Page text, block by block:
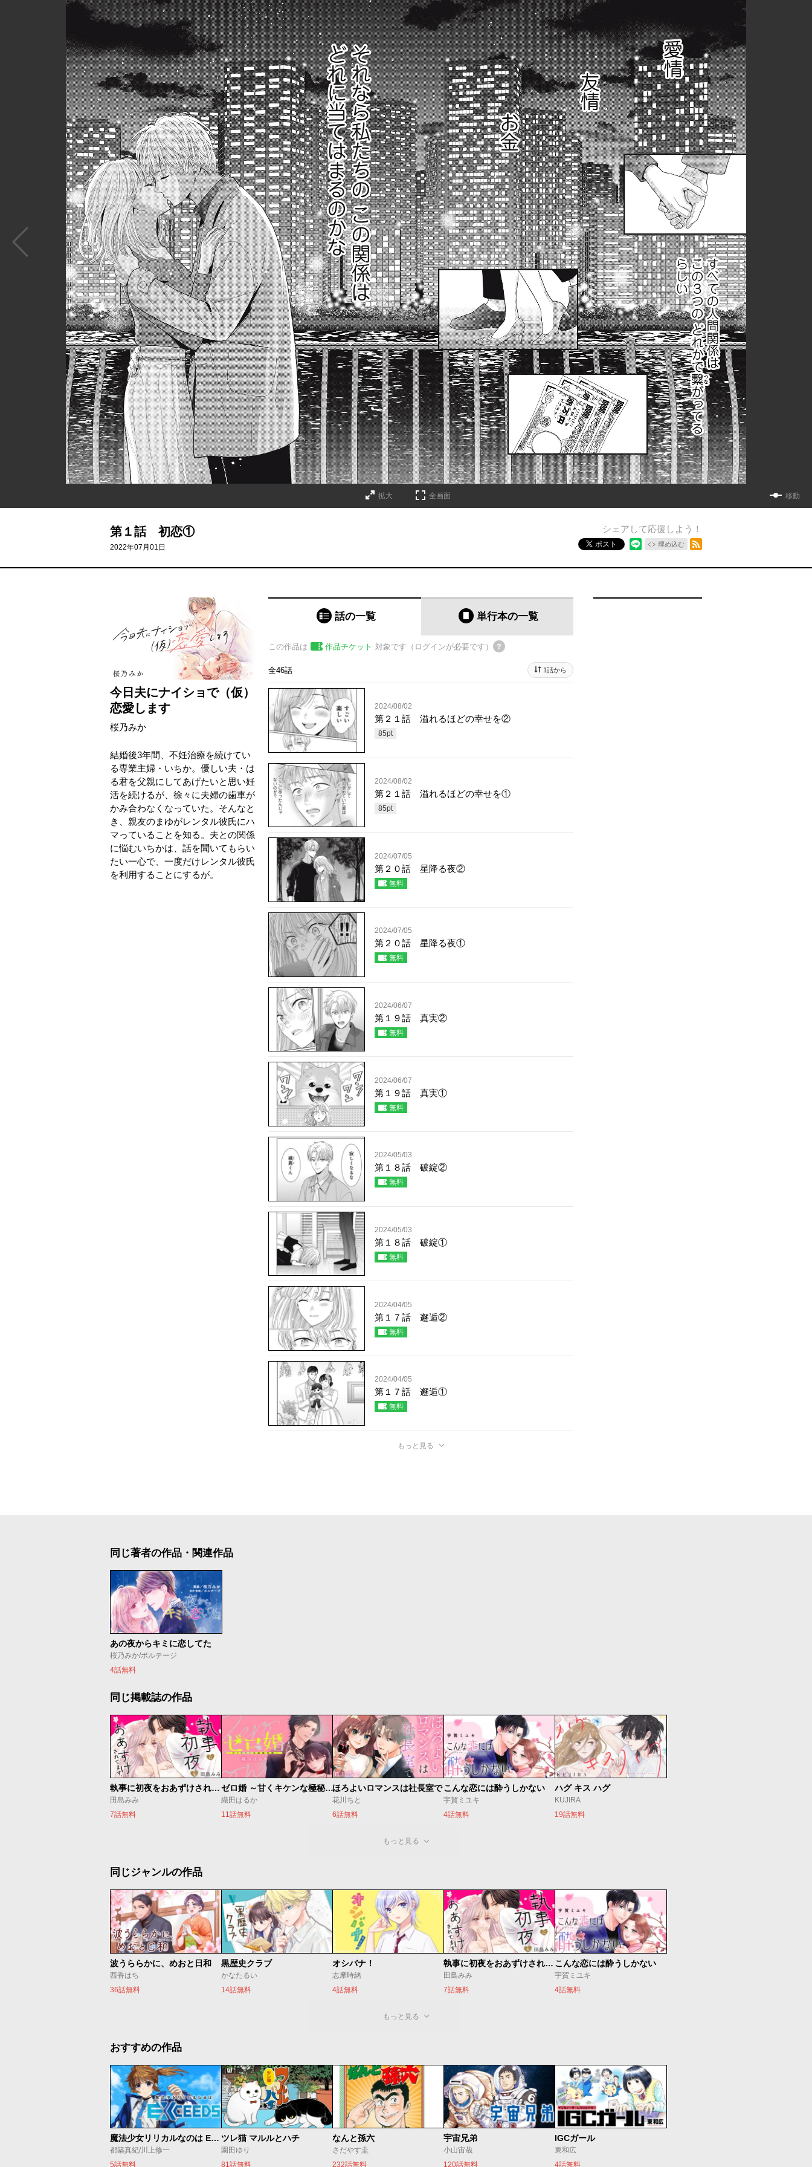
拡大 全画面 移動
第１話 初恋①
2022年07月01日
シェアして応援しよう！
ポスト 埋め込む
今日夫にナイショで（仮）
恋愛します
桜乃みか
結婚後3年間、不妊治療を続けてい
る専業主婦・いちか。優しい夫・は
る君を父親にしてあげたいと思い妊
活を続けるが、徐々に夫婦の歯車が
かみ合わなくなっていた。そんなと
き、親友のまゆがレンタル彼氏にハ
マっていることを知る。夫との関係
に悩むいちかは、話を聞いてもらい
たい一心で、一度だけレンタル彼氏
を利用することにするが。
話の一覧 単行本の一覧
この作品は 作品チケット 対象です（ログインが必要です）
全46話 1話から
2024/08/02
第２１話 溢れるほどの幸せを②
85pt
2024/08/02
第２１話 溢れるほどの幸せを①
85pt
2024/07/05
第２０話 星降る夜②
無料
2024/07/05
第２０話 星降る夜①
無料
2024/06/07
第１９話 真実②
無料
2024/06/07
第１９話 真実①
無料
2024/05/03
第１８話 破綻②
無料
2024/05/03
第１８話 破綻①
無料
2024/04/05
第１７話 邂逅②
無料
2024/04/05
第１７話 邂逅①
無料
もっと見る
同じ著者の作品・関連作品
あの夜からキミに恋してた
桜乃みか/ボルテージ
4話無料
同じ掲載誌の作品
執事に初夜をおあずけされてます。
田島みみ
7話無料
ゼロ婚 ～甘くキケンな極秘任務～
織田はるか
11話無料
ほろよいロマンスは社長室で
花川ちと
6話無料
こんな恋には酔うしかない
宇賀ミユキ
4話無料
ハグ キス ハグ
KUJIRA
19話無料
もっと見る
同じジャンルの作品
波うららかに、めおと日和
西香はち
36話無料
黒歴史クラブ
かなたるい
14話無料
オシバナ！
志摩時緒
4話無料
執事に初夜をおあずけされてます。
田島みみ
7話無料
こんな恋には酔うしかない
宇賀ミユキ
4話無料
もっと見る
おすすめの作品
魔法少女リリカルなのは EXCEEDS
都築真紀/川上修一
5話無料
ツレ猫 マルルとハチ
園田ゆり
81話無料
なんと孫六
さだやす圭
232話無料
宇宙兄弟
小山宙哉
120話無料
IGCガール
東和広
4話無料